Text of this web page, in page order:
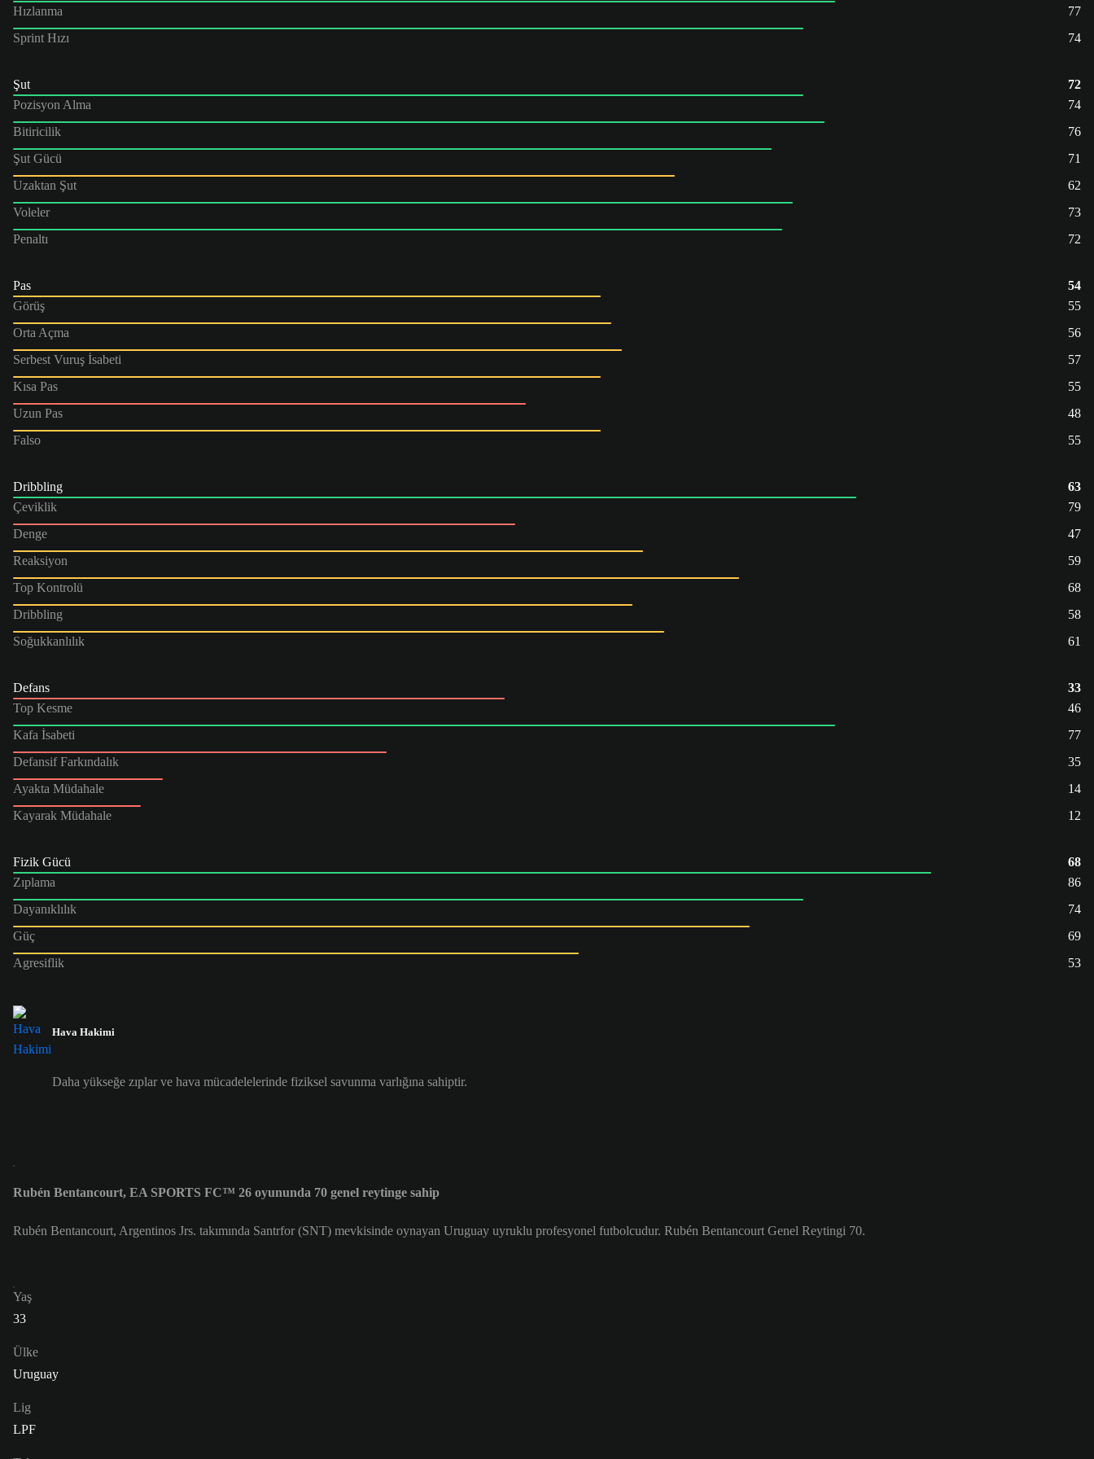
Hızlanma
77
Sprint Hızı
74
Şut
72
Pozisyon Alma
74
Bitiricilik
76
Şut Gücü
71
Uzaktan Şut
62
Voleler
73
Penaltı
72
Pas
54
Görüş
55
Orta Açma
56
Serbest Vuruş İsabeti
57
Kısa Pas
55
Uzun Pas
48
Falso
55
Dribbling
63
Çeviklik
79
Denge
47
Reaksiyon
59
Top Kontrolü
68
Dribbling
58
Soğukkanlılık
61
Defans
33
Top Kesme
46
Kafa İsabeti
77
Defansif Farkındalık
35
Ayakta Müdahale
14
Kayarak Müdahale
12
Fizik Gücü
68
Zıplama
86
Dayanıklılık
74
Güç
69
Agresiflik
53
Hava Hakimi
Daha yükseğe zıplar ve hava mücadelelerinde fiziksel savunma varlığına sahiptir.
Rubén Bentancourt, EA SPORTS FC™ 26 oyununda 70 genel reytinge sahip
Rubén Bentancourt, Argentinos Jrs. takımında Santrfor (SNT) mevkisinde oynayan Uruguay uyruklu profesyonel futbolcudur. Rubén Bentancourt Genel Reytingi 70.
Yaş
33
Ülke
Uruguay
Lig
LPF